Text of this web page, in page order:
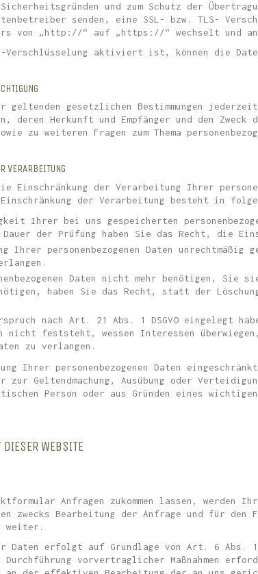
und zum Schutz der
senden, eine SSL- bzw. TLS-
von „http://“ auf „https://“ wechselt und
Verschlüsselung aktiviert ist, können die
geltenden gesetzlichen Bestimmungen
deren Herkunft und Empfänger und den
zu weiteren Fragen zum Thema
VERARBEITUNG
Einschränkung der Verarbeitung Ihrer
Einschränkung der Verarbeitung besteht in
Ihrer bei uns gespeicherten
der Prüfung haben Sie das Recht, die
Ihrer personenbezogenen Daten
Daten nicht mehr benötigen, Sie
haben Sie das Recht, statt der
nach Art. 21 Abs. 1 DSGVO eingelegt
nicht feststeht, wessen Interessen
zu verlangen.
Ihrer personenbezogenen Daten
Geltendmachung, Ausübung oder
Person oder aus Gründen eines
DIESER WEBSITE
Anfragen zukommen lassen, werden
zwecks Bearbeitung der Anfrage und für
weiter.
Daten erfolgt auf Grundlage von Art. 6
Durchführung vorvertraglicher Maßnahmen